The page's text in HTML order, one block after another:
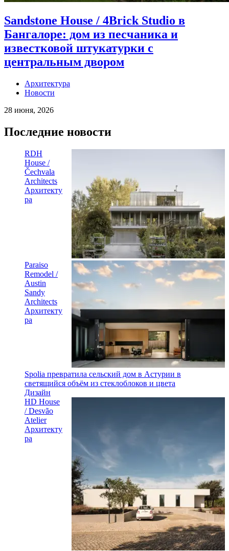
Sandstone House / 4Brick Studio в
Бангалоре: дом из песчаника и
известковой штукатурки с
центральным двором
Архитектура
Новости
28 июня, 2026
Последние новости
RDH
House /
Čechvala
Architects
Архитекту
ра
Paraiso
Remodel /
Austin
Sandy
Architects
Архитекту
ра
Spolia превратила сельский дом в Астурии в
светящийся объём из стеклоблоков и цвета
Дизайн
HD House
/ Desvão
Atelier
Архитекту
ра